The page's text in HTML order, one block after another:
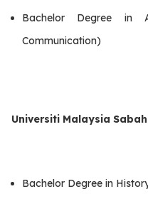
Bachelor Degree in
Communication)
Universiti Malaysia Sabah
Bachelor Degree in